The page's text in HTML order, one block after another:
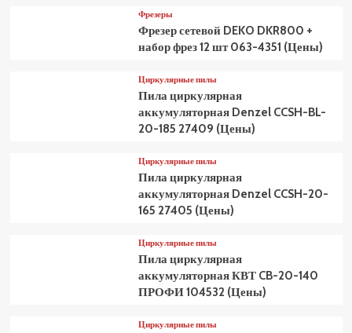
Фрезеры
Фрезер сетевой DEKO DKR800 +
набор фрез 12 шт 063-4351 (Цены)
Циркулярные пилы
Пила циркулярная
аккумуляторная Denzel CCSH-BL-
20-185 27409 (Цены)
Циркулярные пилы
Пила циркулярная
аккумуляторная Denzel CCSH-20-
165 27405 (Цены)
Циркулярные пилы
Пила циркулярная
аккумуляторная КВТ CB-20-140
ПРОФИ 104532 (Цены)
Циркулярные пилы